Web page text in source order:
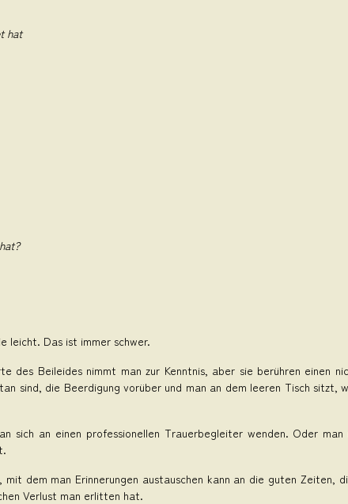
hat
leicht. Das ist immer schwer.
des Beileides nimmt man zur Kenntnis, aber sie berühren einen
sind, die Beerdigung vorüber und man an dem leeren Tisch sitzt,
sich an einen professionellen Trauerbegleiter wenden. Oder
dem man Erinnerungen austauschen kann an die guten Zeiten,
Verlust man erlitten hat.